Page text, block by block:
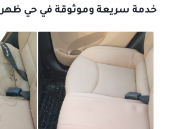
خدمة سريعة وموثوقة في حي